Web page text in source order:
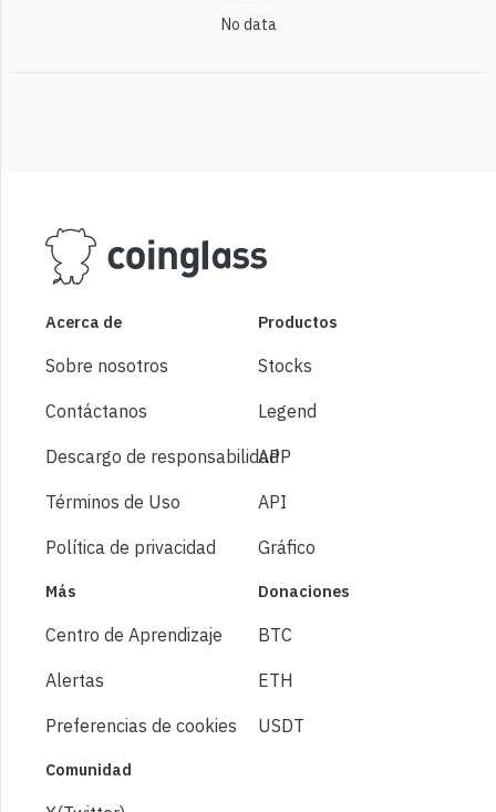
No data
Acerca de
Sobre nosotros
Contáctanos
Descargo de responsabilidad
Términos de Uso
Política de privacidad
Productos
Stocks
Legend
APP
API
Gráfico
Más
Centro de Aprendizaje
Alertas
Preferencias de cookies
Donaciones
BTC
ETH
USDT
Comunidad